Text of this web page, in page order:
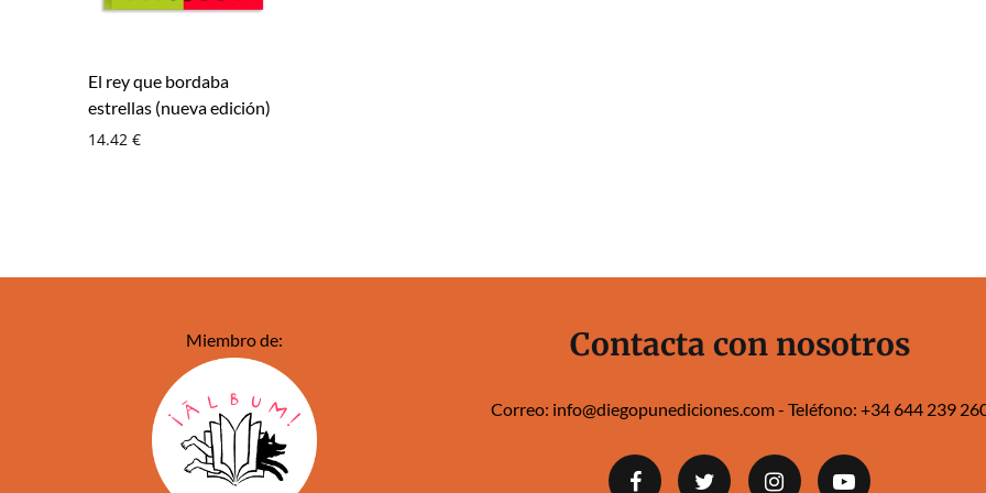
El rey que bordaba
estrellas (nueva edición)
14.42 €
Miembro de: Contacta con nosotros
Correo: info@diegopunediciones.com- Teléfono: +34 644 239